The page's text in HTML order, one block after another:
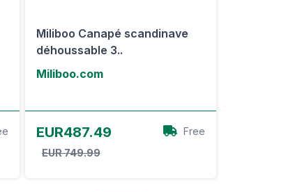
Miliboo Canapé scandinave
déhoussable 3..
Miliboo.com
EUR487.49
EUR 749.99
Free